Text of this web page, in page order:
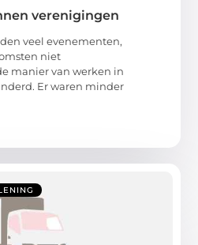
verenigingen
veel evenementen,
niet
manier van werken in
Er waren minder